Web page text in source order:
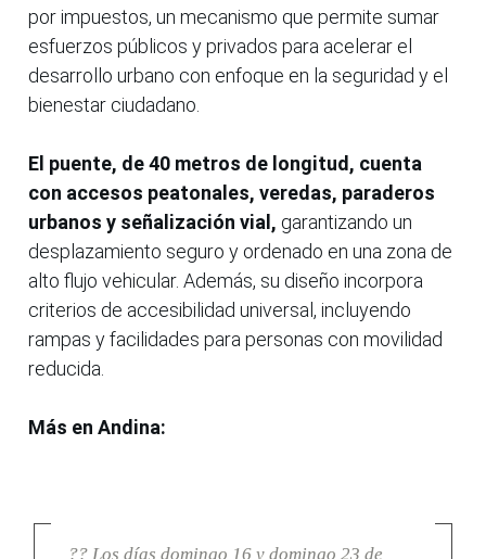
por impuestos, un mecanismo que permite sumar
esfuerzos públicos y privados para acelerar el
desarrollo urbano con enfoque en la seguridad y el
bienestar ciudadano.
El puente, de 40 metros de longitud, cuenta
con accesos peatonales, veredas, paraderos
urbanos y señalización vial, garantizando un
desplazamiento seguro y ordenado en una zona de
alto flujo vehicular. Además, su diseño incorpora
criterios de accesibilidad universal, incluyendo
rampas y facilidades para personas con movilidad
reducida.
Más en Andina:
?? Los días domingo 16 y domingo 23 de